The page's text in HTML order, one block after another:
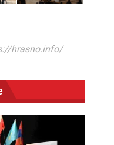
hrasno.info/